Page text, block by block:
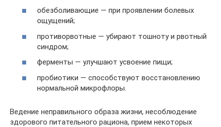
обезболивающие — при проявлении болевых
ощущений;
противорвотные — убирают тошноту и рвотный
синдром;
ферменты — улучшают усвоение пищи;
пробиотики — способствуют восстановлению
нормальной микрофлоры.
Ведение неправильного образа жизни, несоблюдение
здорового питательного рациона, прием некоторых